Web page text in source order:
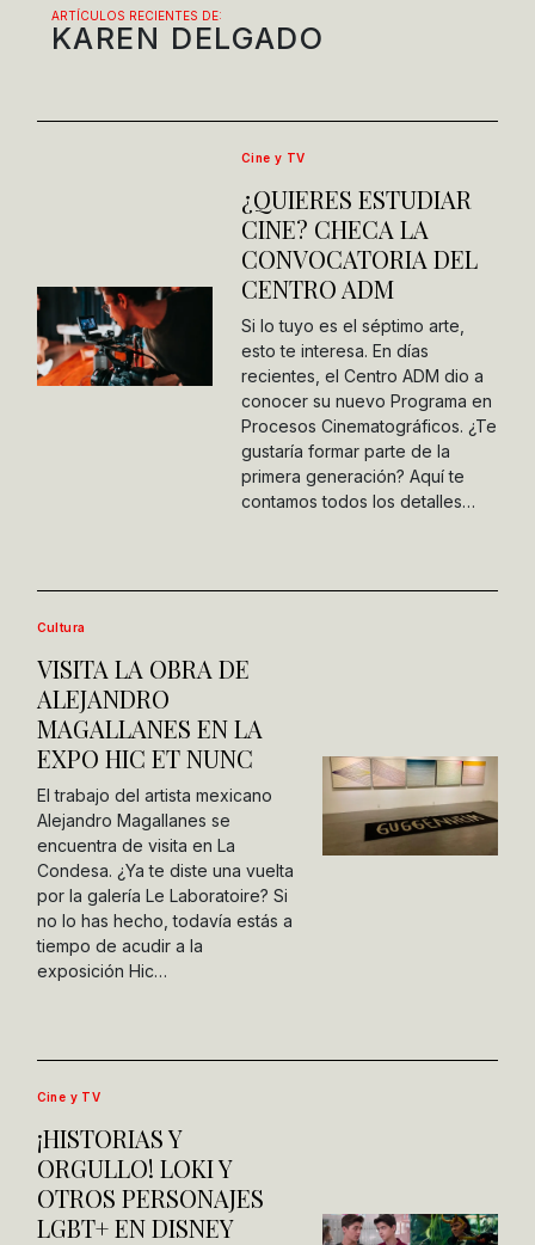
ARTÍCULOS RECIENTES DE:
KAREN DELGADO
Cine y TV
¿QUIERES ESTUDIAR
CINE? CHECA LA
CONVOCATORIA DEL
CENTRO ADM
Si lo tuyo es el séptimo arte,
esto te interesa. En días
recientes, el Centro ADM dio a
conocer su nuevo Programa en
Procesos Cinematográficos. ¿Te
gustaría formar parte de la
primera generación? Aquí te
contamos todos los detalles…
Cultura
VISITA LA OBRA DE
ALEJANDRO
MAGALLANES EN LA
EXPO HIC ET NUNC
El trabajo del artista mexicano
Alejandro Magallanes se
encuentra de visita en La
Condesa. ¿Ya te diste una vuelta
por la galería Le Laboratoire? Si
no lo has hecho, todavía estás a
tiempo de acudir a la
exposición Hic…
Cine y TV
¡HISTORIAS Y
ORGULLO! LOKI Y
OTROS PERSONAJES
LGBT+ EN DISNEY